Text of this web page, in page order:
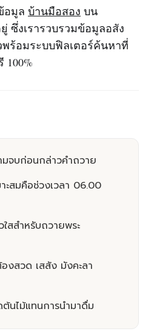
อมูล บ้านมือสอง บน
ซึ่งเรารวบรวมข้อมูลอสัง
พร้อมระบบฟิลเตอร์ค้นหาที่
มจบก่อนกล่าวคำถวาย
ะสมคือช่วงเวลา 06.00
ใสสำหรับถวายพระ
งสวด เสสัง มังคะลา
ต้นไม้แทนการนำมาดื่ม